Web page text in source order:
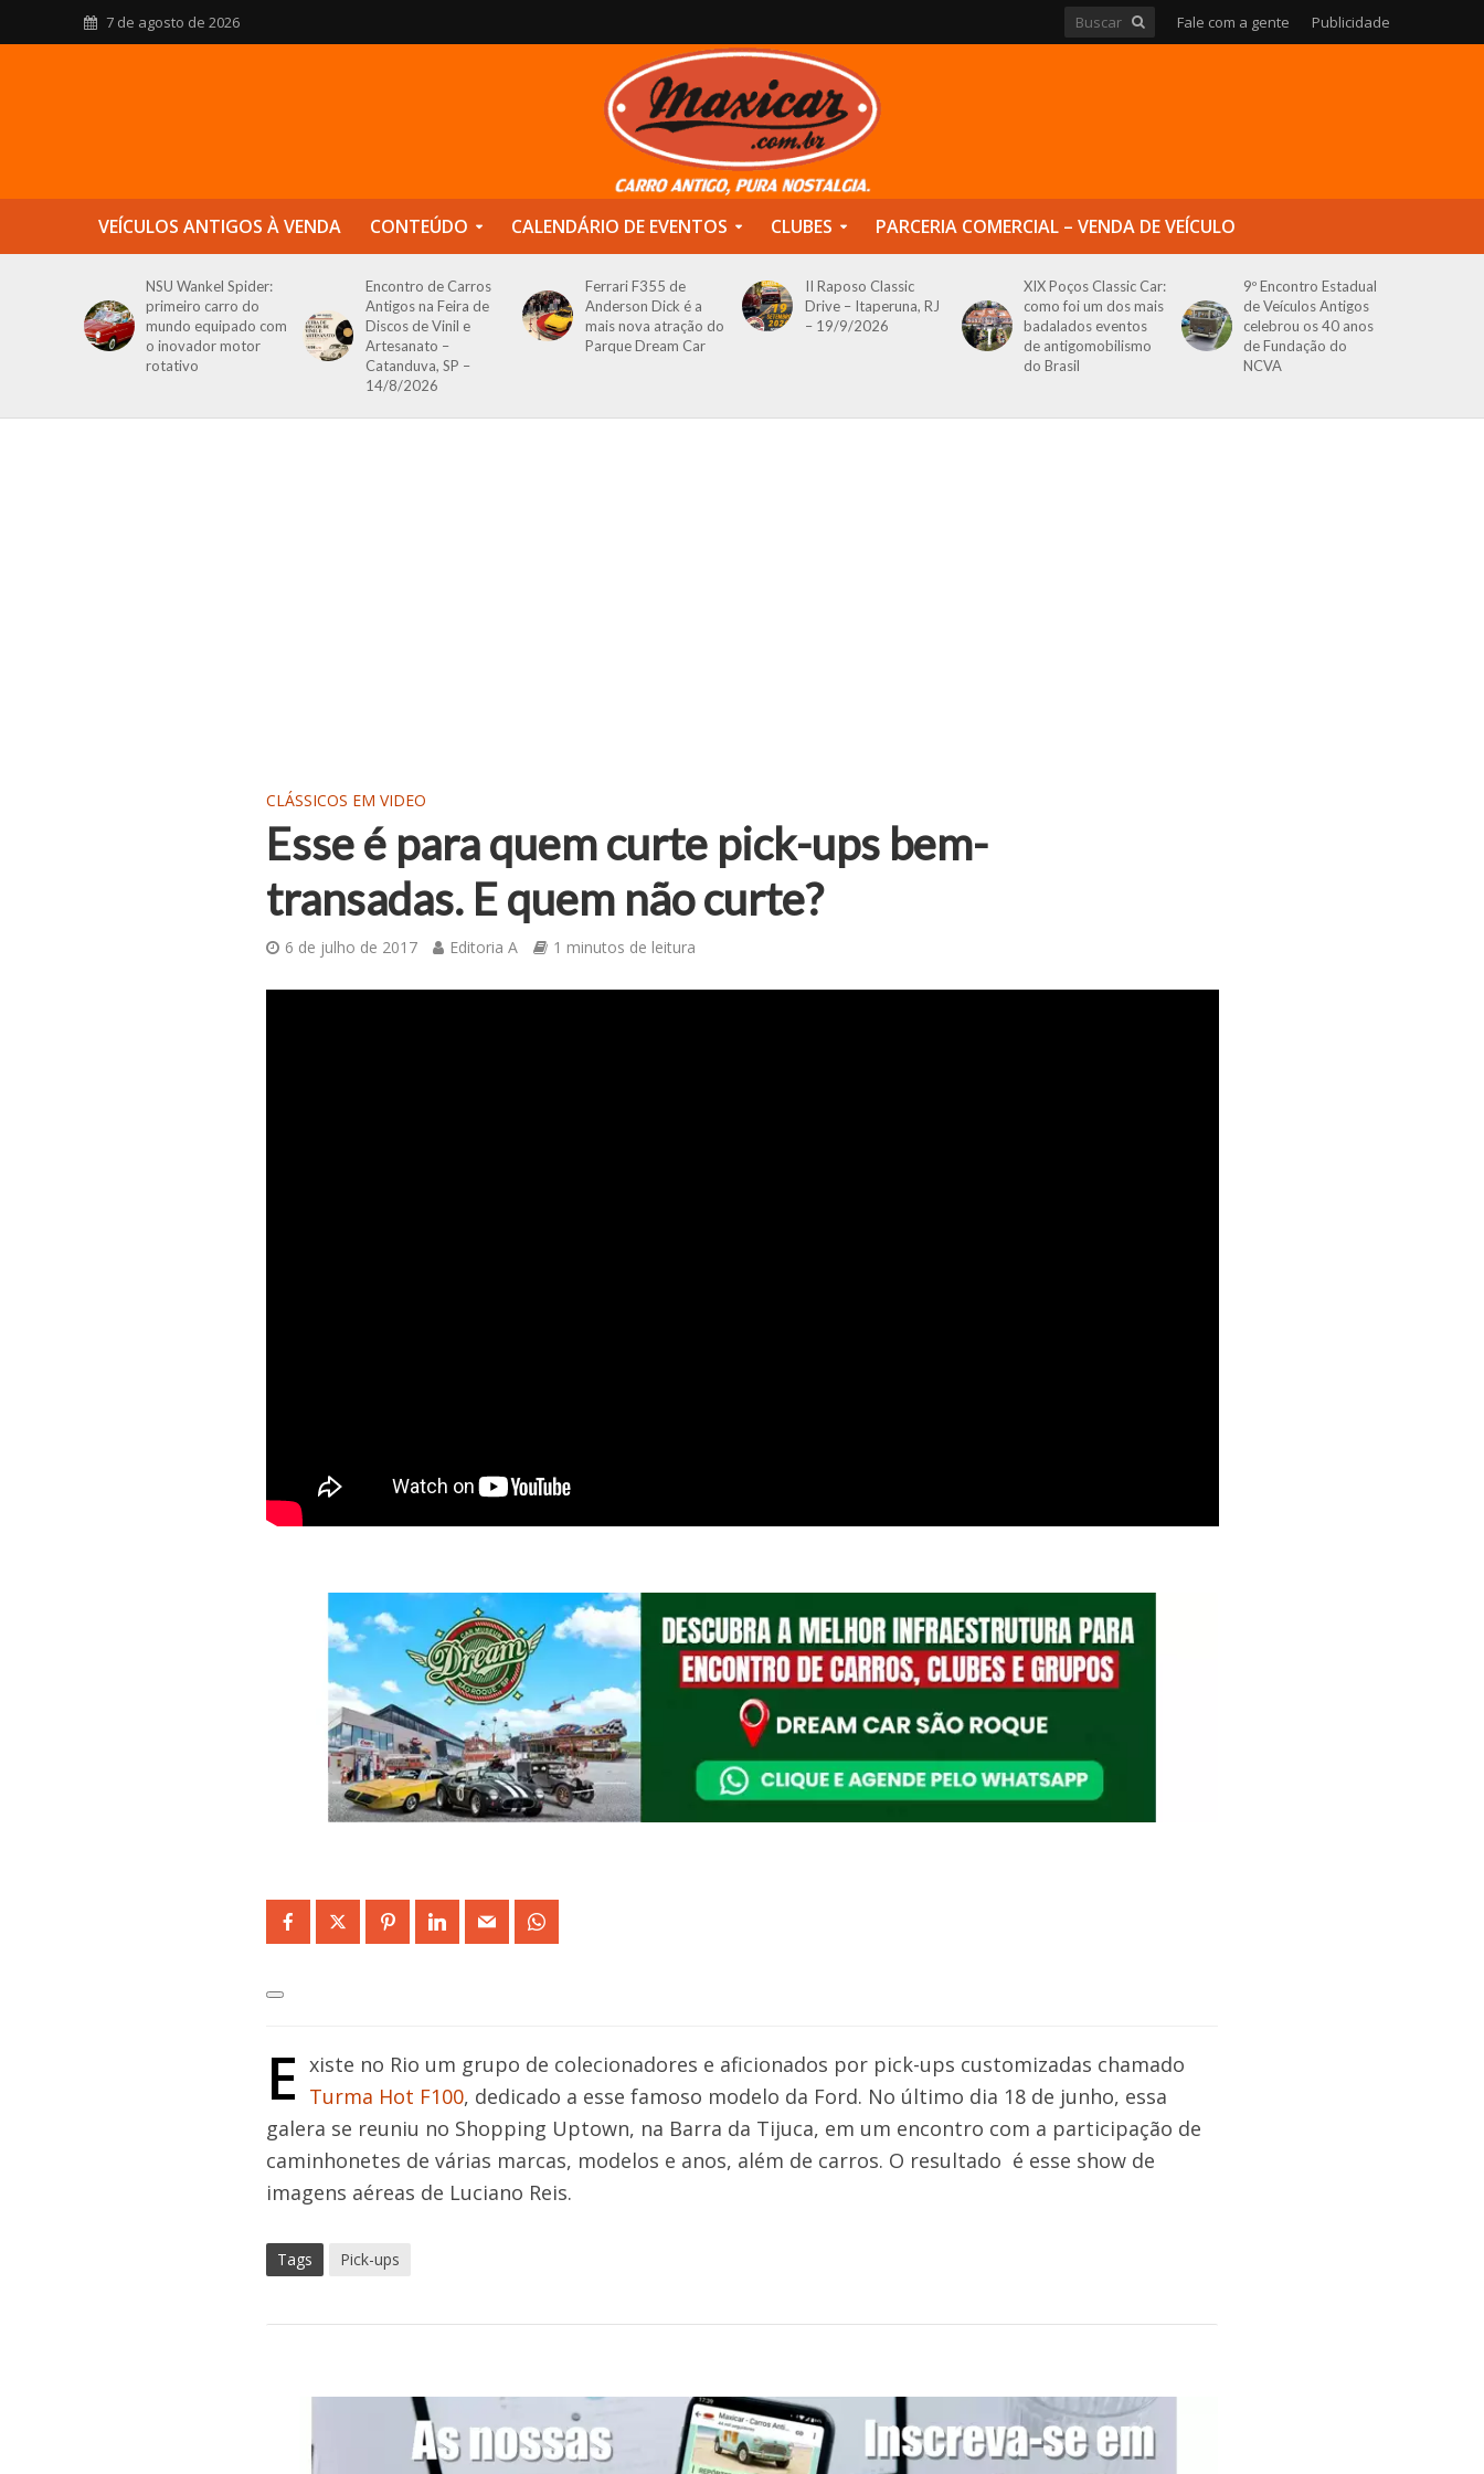
7 de agosto de 2026 Fale com a gente Publicidade
VEÍCULOS ANTIGOS À VENDA CONTEÚDO CALENDÁRIO DE EVENTOS CLUBES PARCERIA COMERCIAL – VENDA DE VEÍCULO
NSU Wankel Spider:
primeiro carro do
mundo equipado com
o inovador motor
rotativo
Encontro de Carros
Antigos na Feira de
Discos de Vinil e
Artesanato –
Catanduva, SP –
14/8/2026
Ferrari F355 de
Anderson Dick é a
mais nova atração do
Parque Dream Car
II Raposo Classic
Drive – Itaperuna, RJ
– 19/9/2026
XIX Poços Classic Car:
como foi um dos mais
badalados eventos
de antigomobilismo
do Brasil
9º Encontro Estadual
de Veículos Antigos
celebrou os 40 anos
de Fundação do
NCVA
CLÁSSICOS EM VIDEO
Esse é para quem curte pick-ups bem-
transadas. E quem não curte?
6 de julho de 2017 Editoria A 1 minutos de leitura
E xiste no Rio um grupo de colecionadores e aficionados por pick-ups customizadas chamado
Turma Hot F100, dedicado a esse famoso modelo da Ford. No último dia 18 de junho, essa
galera se reuniu no Shopping Uptown, na Barra da Tijuca, em um encontro com a participação de
caminhonetes de várias marcas, modelos e anos, além de carros. O resultado é esse show de
imagens aéreas de Luciano Reis.
Tags Pick-ups